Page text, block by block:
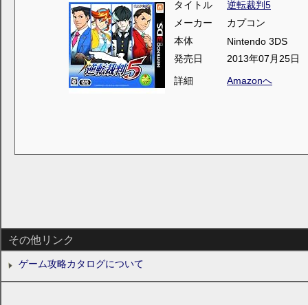
タイトル
逆転裁判5
メーカー
カプコン
本体
Nintendo 3DS
発売日
2013年07月25日
詳細
Amazonへ
その他リンク
ゲーム攻略カタログについて